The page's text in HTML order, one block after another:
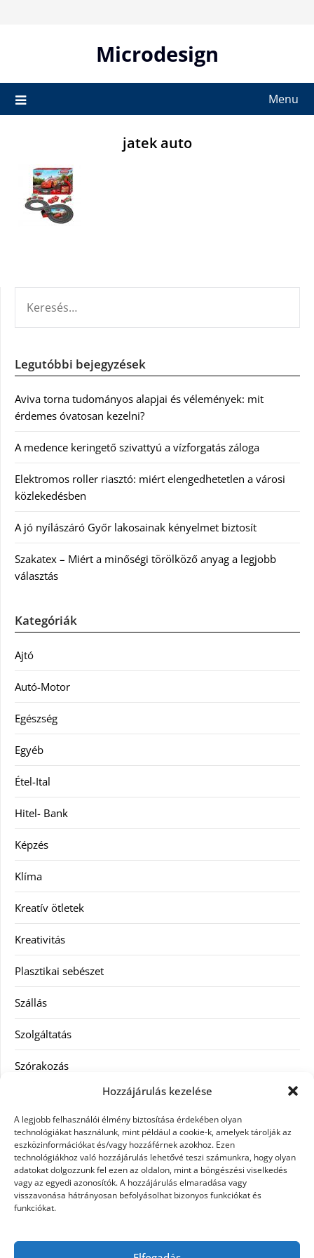
Hozzájárulás kezelése
A legjobb felhasználói élmény biztosítása érdekében olyan
technológiákat használunk, mint például a cookie-k, amelyek tárolják az
eszközinformációkat és/vagy hozzáférnek azokhoz. Ezen
technológiákhoz való hozzájárulás lehetővé teszi számunkra, hogy olyan
adatokat dolgozzunk fel ezen az oldalon, mint a böngészési viselkedés
vagy az egyedi azonosítók. A hozzájárulás elmaradása vagy
visszavonása hátrányosan befolyásolhat bizonyos funkciókat és
funkciókat.
Microdesign
Menu
jatek auto
Legutóbbi bejegyzések
Aviva torna tudományos alapjai és vélemények: mit
érdemes óvatosan kezelni?
A medence keringető szivattyú a vízforgatás záloga
Elektromos roller riasztó: miért elengedhetetlen a városi
közlekedésben
A jó nyílászáró Győr lakosainak kényelmet biztosít
Szakatex – Miért a minőségi törölköző anyag a legjobb
választás
Kategóriák
Ajtó
Autó-Motor
Egészség
Egyéb
Étel-Ital
Hitel- Bank
Képzés
Klíma
Kreatív ötletek
Kreativitás
Plasztikai sebészet
Szállás
Szolgáltatás
Szórakozás
Vásárlás
Víztisztítás
Webáruház